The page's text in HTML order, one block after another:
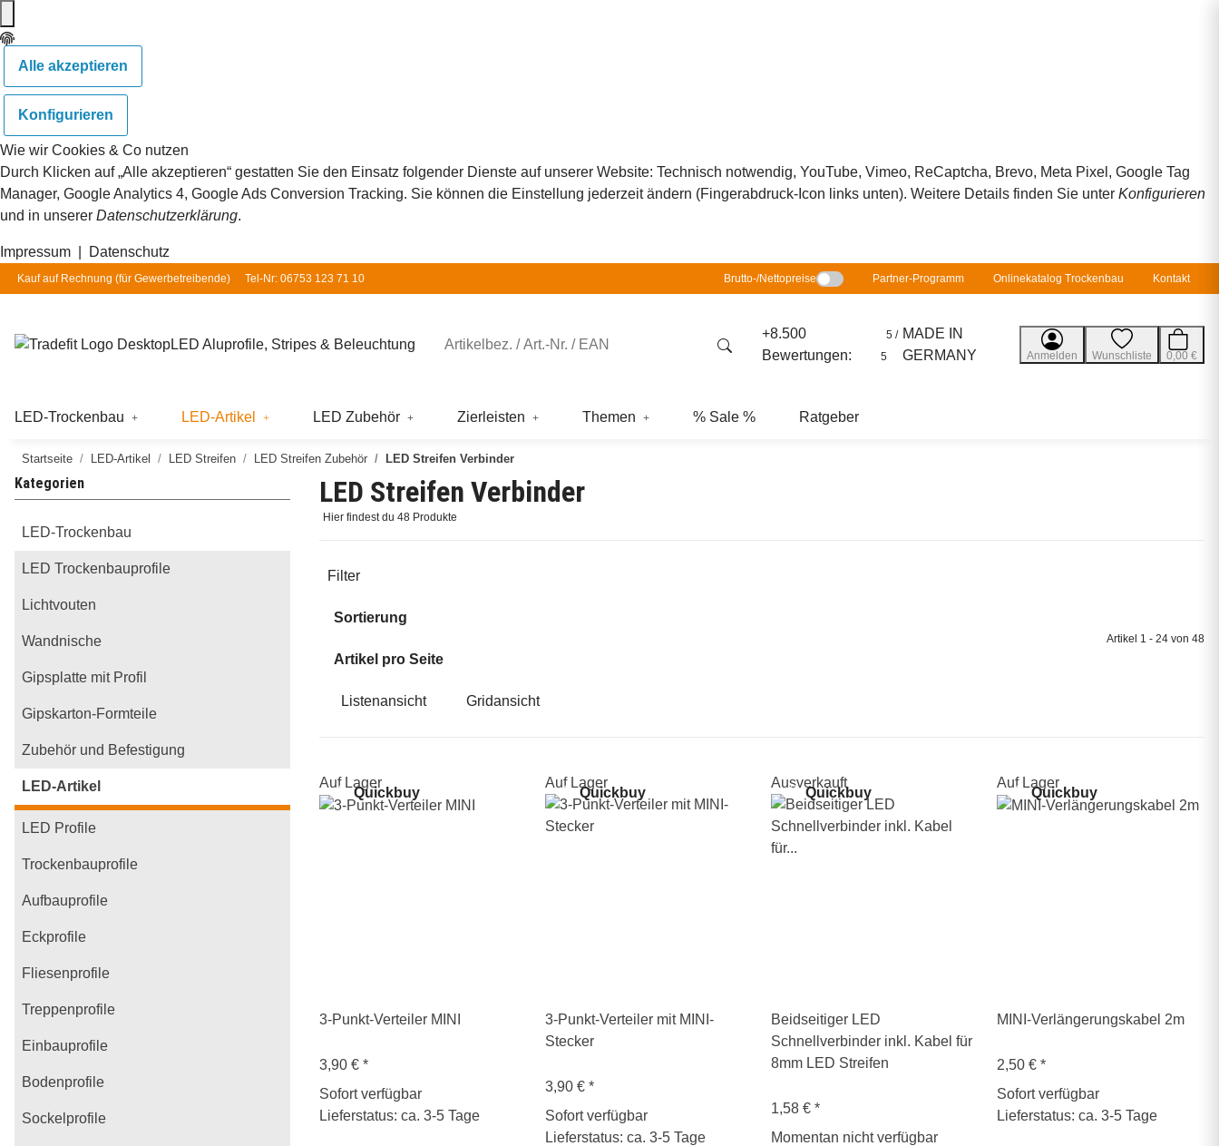
Alle akzeptieren
Konfigurieren
Wie wir Cookies & Co nutzen
Durch Klicken auf „Alle akzeptieren“ gestatten Sie den Einsatz folgender Dienste auf unserer Website: Technisch notwendig, YouTube, Vimeo, ReCaptcha, Brevo, Meta Pixel, Google Tag
Manager, Google Analytics 4, Google Ads Conversion Tracking. Sie können die Einstellung jederzeit ändern (Fingerabdruck-Icon links unten). Weitere Details finden Sie unter Konfigurieren
und in unserer Datenschutzerklärung.
Impressum Datenschutz
Kauf auf Rechnung (für Gewerbetreibende) Tel-Nr: 06753 123 71 10 Brutto-/Nettopreise Partner-Programm Onlinekatalog Trockenbau Kontakt
LED Aluprofile, Stripes & Beleuchtung
+8.500
Bewertungen:
5 /
5
MADE IN
GERMANY
Anmelden Wunschliste 0,00 €
LED-Trockenbau LED-Artikel LED Zubehör Zierleisten Themen % Sale % Ratgeber
Startseite LED-Artikel LED Streifen LED Streifen Zubehör LED Streifen Verbinder
LED Streifen Verbinder
Hier findest du 48 Produkte
Filter
Sortierung
Artikel pro Seite
Listenansicht Gridansicht
Artikel 1 - 24 von 48
Quickbuy
Auf Lager
3-Punkt-Verteiler MINI
3,90 € *
Sofort verfügbar
Lieferstatus: ca. 3-5 Tage
Quickbuy
Auf Lager
3-Punkt-Verteiler mit MINI-
Stecker
3,90 € *
Sofort verfügbar
Lieferstatus: ca. 3-5 Tage
Quickbuy
Ausverkauft
Beidseitiger LED
Schnellverbinder inkl. Kabel für
8mm LED Streifen
1,58 € *
Momentan nicht verfügbar
Quickbuy
Auf Lager
MINI-Verlängerungskabel 2m
2,50 € *
Sofort verfügbar
Lieferstatus: ca. 3-5 Tage
Kategorien
LED-Trockenbau
LED Trockenbauprofile
Lichtvouten
Wandnische
Gipsplatte mit Profil
Gipskarton-Formteile
Zubehör und Befestigung
LED-Artikel
LED Profile
Trockenbauprofile
Aufbauprofile
Eckprofile
Fliesenprofile
Treppenprofile
Einbauprofile
Bodenprofile
Sockelprofile